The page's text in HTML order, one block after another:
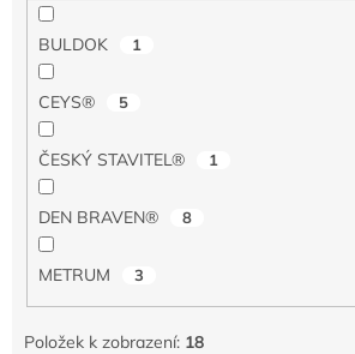
BULDOK 1
CEYS® 5
ČESKÝ STAVITEL® 1
DEN BRAVEN® 8
METRUM 3
Položek k zobrazení: 18